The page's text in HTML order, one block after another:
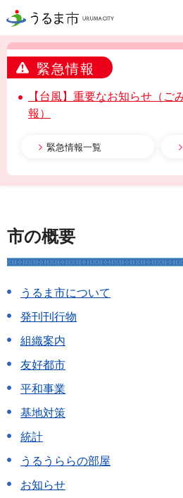
うるま市
緊急情報
【台風】重要なお知らせ（ご
報）
緊急情報一覧
市の概要
うるま市について
発刊刊行物
組織案内
友好都市
平和事業
基地対策
統計
うるうららの部屋
お知らせ